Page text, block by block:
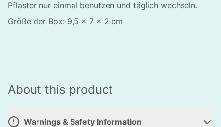
Pflaster nur einmal benutzen und täglich wechseln.
Größe der Box: 9,5 x 7 x 2 cm
About this product
Warnings & Safety Information